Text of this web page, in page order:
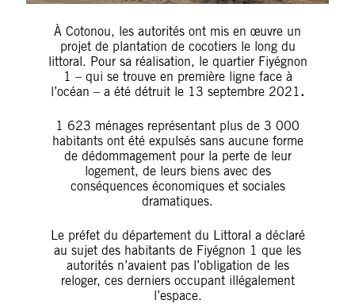
À Cotonou, les autorités ont mis en œuvre un
projet de plantation de cocotiers le long du
littoral. Pour sa réalisation, le quartier Fiyégnon
1 – qui se trouve en première ligne face à
l’océan – a été détruit le 13 septembre 2021 .
1 623 ménages représentant plus de 3 000
habitants ont été expulsés sans aucune forme
de dédommagement pour la perte de leur
logement, de leurs biens avec des
conséquences économiques et sociales
dramatiques.
Le préfet du département du Littoral a déclaré
au sujet des habitants de Fiyégnon 1 que les
autorités n’avaient pas l’obligation de les
reloger, ces derniers occupant illégalement
l’espace.